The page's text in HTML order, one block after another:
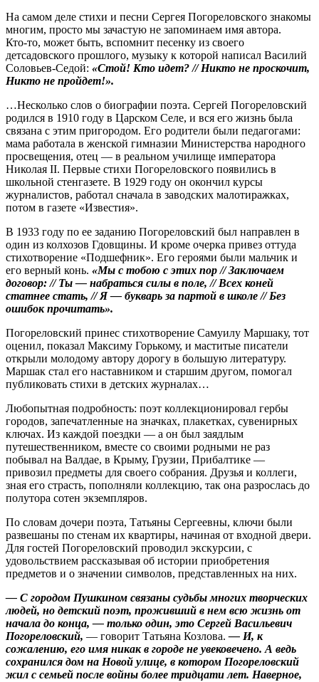
На самом деле стихи и песни ­Сергея Погореловского знакомы
многим, просто мы зачастую не запоминаем имя автора.
Кто‑то, может быть, вспомнит песенку из своего
детсадовского прошлого, музыку к которой написал Василий
Соловь­ев-Седой: «Стой! Кто идет? // Никто не проскочит,
Никто не пройдет!».
…Несколько слов о биографии поэта. Сергей Погореловский
родился в 1910 году в Царском Селе, и вся его жизнь была
связана с этим пригородом. Его родители были педагогами:
мама работала в женской гимназии Министерства народного
просвещения, отец — в реальном училище императора
Николая II. Первые стихи Погореловского появились в
школьной стенгазете. В 1929 году он окончил курсы
журналистов, работал сначала в заводских малотиражках,
потом в газете «Известия».
В 1933 году по ее заданию Погореловский был направлен в
один из колхозов Гдовщины. И кроме очерка привез оттуда
стихотворение «Подшефник». Его героями были мальчик и
его верный конь. «Мы с тобою с этих пор // Заключаем
договор: // Ты — набраться силы в поле, // Всех коней
статнее стать, // Я — букварь за партой в школе // Без
ошибок прочитать».
Погореловский принес стихотворение Самуилу Маршаку, тот
оценил, показал Максиму Горькому, и маститые писатели
открыли молодому автору дорогу в большую литературу.
Маршак стал его наставником и старшим другом, помогал
публиковать стихи в детских журналах…
Любопытная подробность: поэт коллекционировал гербы
городов, запечатленные на значках, плакетках, сувенирных
ключах. Из каждой поездки — а он был заяд­лым
путешественником, вмес­те со своими родными не раз
побывал на Валдае, в Крыму, Грузии, Прибалтике —
привозил предметы для своего собрания. Друзья и коллеги,
зная его страсть, пополняли коллекцию, так она разрослась до
полутора сотен экземпляров.
По словам дочери поэта, Татьяны Сергеевны, ключи были
развешаны по стенам их квартиры, начиная от входной двери.
Для гостей Погореловский проводил экскурсии, с
удовольствием рассказывая об истории приобретения
предметов и о значении символов, представленных на них.
— С городом Пушкином связаны судьбы многих творческих
людей, но детский поэт, проживший в нем всю жизнь от
начала до конца,— только один, это Сергей Васильевич
Погореловский, — говорит Тать­яна Козлова.— И, к
сожалению, его имя никак в городе не увековечено. А ведь
сохранился дом на Новой улице, в котором Погореловский
жил с семьей после вой­ны более тридцати лет. Наверное,